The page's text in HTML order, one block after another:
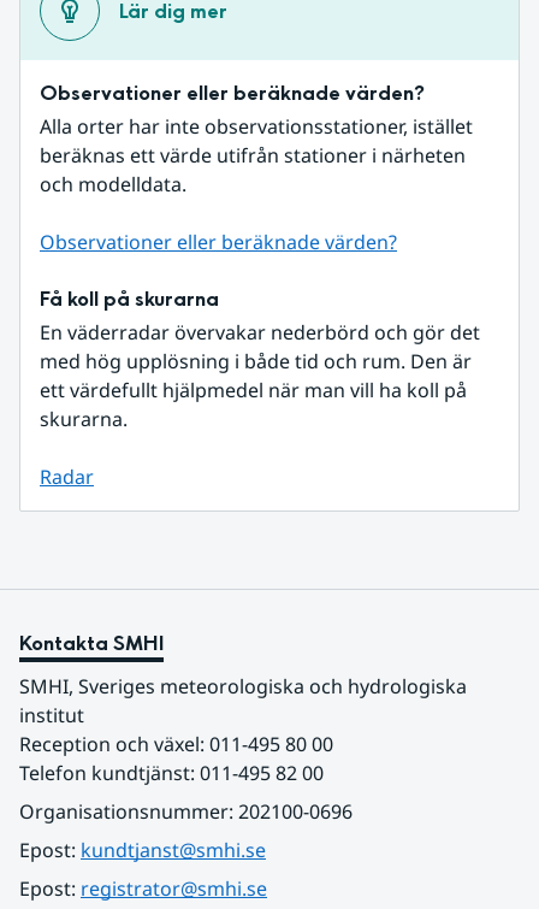
Lär dig mer
Observationer eller beräknade värden?
Alla orter har inte observationsstationer, istället
beräknas ett värde utifrån stationer i närheten
och modelldata.
Observationer eller beräknade värden?
Få koll på skurarna
En väderradar övervakar nederbörd och gör det
med hög upplösning i både tid och rum. Den är
ett värdefullt hjälpmedel när man vill ha koll på
skurarna.
Radar
Kontakta SMHI
SMHI, Sveriges meteorologiska och hydrologiska
institut
Reception och växel: 011-495 80 00
Telefon kundtjänst: 011-495 82 00
Organisationsnummer: 202100-0696
Epost: kundtjanst@smhi.se
Epost: registrator@smhi.se